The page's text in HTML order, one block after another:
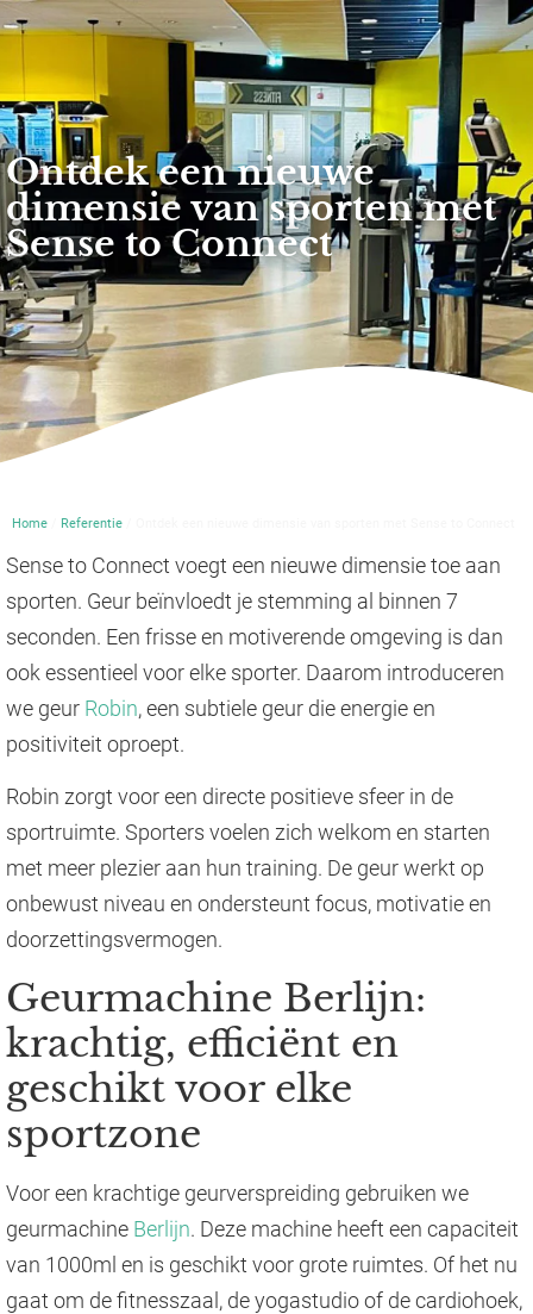
Ontdek een nieuwe
dimensie van sporten met
Sense to Connect
Home Referentie
Sense to Connect voegt een nieuwe dimensie toe aan
sporten. Geur beïnvloedt je stemming al binnen 7
seconden. Een frisse en motiverende omgeving is dan
ook essentieel voor elke sporter. Daarom introduceren
we geur Robin, een subtiele geur die energie en
positiviteit oproept.
Robin zorgt voor een directe positieve sfeer in de
sportruimte. Sporters voelen zich welkom en starten
met meer plezier aan hun training. De geur werkt op
onbewust niveau en ondersteunt focus, motivatie en
doorzettingsvermogen.
Geurmachine Berlijn:
krachtig, efficiënt en
geschikt voor elke
sportzone
Voor een krachtige geurverspreiding gebruiken we
geurmachine Berlijn. Deze machine heeft een capaciteit
van 1000ml en is geschikt voor grote ruimtes. Of het nu
gaat om de fitnesszaal, de yogastudio of de cardiohoek,